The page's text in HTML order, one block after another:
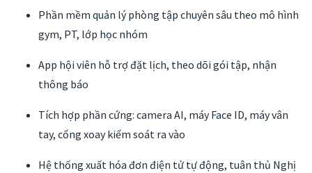
Phần mềm quản lý phòng tập chuyên sâu theo mô hình
gym, PT, lớp học nhóm
App hội viên hỗ trợ đặt lịch, theo dõi gói tập, nhận
thông báo
Tích hợp phần cứng: camera AI, máy Face ID, máy vân
tay, cổng xoay kiểm soát ra vào
Hệ thống xuất hóa đơn điện tử tự động, tuân thủ Nghị